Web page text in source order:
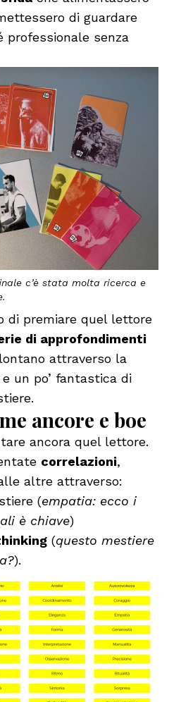
di guardare
professionale senza
c’è stata molta ricerca e
di premiare quel lettore
di approfondimenti
attraverso la
un po’ fantastica di
ancore e boe
ancora quel lettore.
correlazioni,
altre attraverso:
(empatia: ecco i
è chiave)
(questo mestiere
).